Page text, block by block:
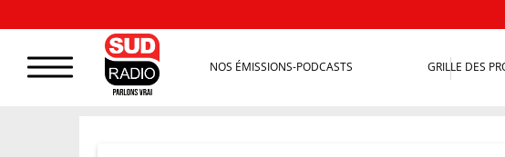
NOS ÉMISSIONS-PODCASTS GRILLE DES